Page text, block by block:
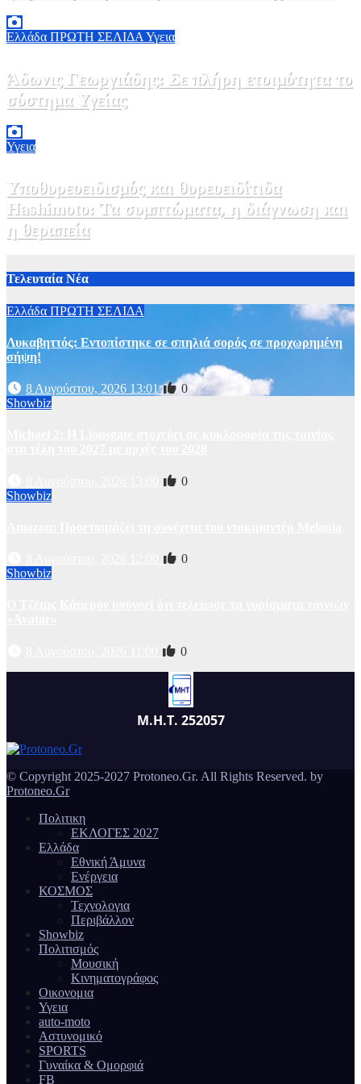
ΕΟΔΥ
Ελλάδα ΠΡΩΤΗ ΣΕΛΙΔΑΥγεια
Άδωνις Γεωργιάδης: Σε πλήρη ετοιμότητα το
σύστημα Υγείας
Υγεια
Υποθυρεοειδισμός και θυρεοειδίτιδα
Hashimoto: Τα συμπτώματα, η διάγνωση και
η θεραπεία
Τελευταία Νέα
Ελλάδα ΠΡΩΤΗ ΣΕΛΙΔΑ
Λυκαβηττός: Εντοπίστηκε σε σπηλιά σορός σε προχωρημένη
σήψη!
8 Αυγούστου, 2026 13:01
0
Showbiz
0
Showbiz
0
Showbiz
0
Μ.Η.Τ. 252057
© Copyright 2025-2027 Protoneo.Gr. All Rights Reserved. by
Protoneo.Gr
Πολιτικη
ΕΚΛΟΓΕΣ 2027
Ελλάδα
Εθνική Άμυνα
Ενέργεια
ΚΟΣΜΟΣ
Τεχνολογια
Περιβάλλον
Showbiz
Πολιτισμός
Μουσική
Κινηματογράφος
Οικονομια
Υγεια
auto-moto
Αστυνομικό
SPORTS
Γυναίκα & Ομορφιά
FB